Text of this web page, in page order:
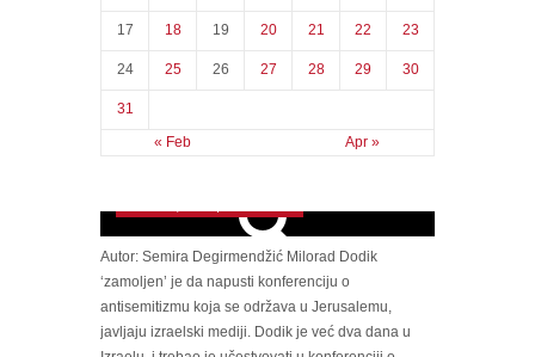
« Feb Apr »
17 18 19 20 21 22 23
24 25 26 27 28 29 30
31
DODIKOVA DRAMA Skandal u Jerusalemu:
antisemitizmu kada je objavljeno da ga
Autor: Semira Degirmendžić Milorad Dodik
‘zamoljen’ je da napusti konferenciju o
antisemitizmu koja se održava u Jerusalemu,
javljaju izraelski mediji. Dodik je već dva dana u